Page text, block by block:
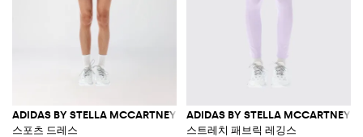
ADIDAS BY STELLA MCCARTNEY
스포츠 드레스
ADIDAS BY STELLA MCCARTNEY
스트레치 패브릭 레깅스